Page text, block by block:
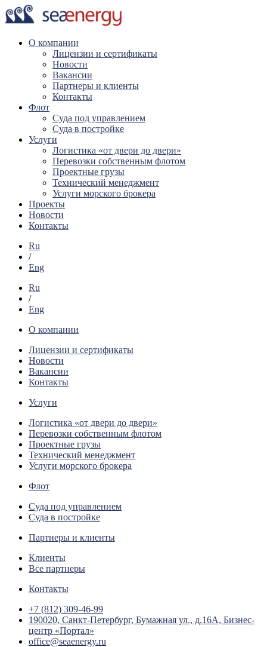
О компании
Лицензии и сертификаты
Новости
Вакансии
Партнеры и клиенты
Контакты
Флот
Суда под управлением
Суда в постройке
Услуги
Логистика «от двери до двери»
Перевозки собственным флотом
Проектные грузы
Технический менеджмент
Услуги морского брокера
Проекты
Новости
Контакты
Ru
/
Eng
Ru
/
Eng
О компании
Лицензии и сертификаты
Новости
Вакансии
Контакты
Услуги
Логистика «от двери до двери»
Перевозки собственным флотом
Проектные грузы
Технический менеджмент
Услуги морского брокера
Флот
Суда под управлением
Суда в постройке
Партнеры и клиенты
Клиенты
Все партнеры
Контакты
+7 (812) 309-46-99
190020, Санкт-Петербург, Бумажная ул., д.16А, Бизнес-
центр «Портал»
office@seaenergy.ru